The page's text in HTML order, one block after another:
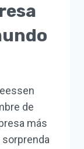
de
más
sorprenda